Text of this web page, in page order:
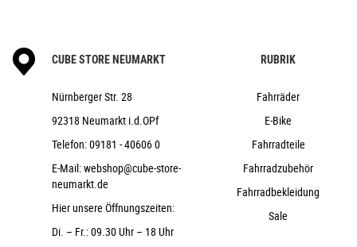
ACID Bartape CC 2.5
ACROS, Top Integrated 1 1/2" w/ Advanced
Integrated Cable Routing, Bottom Integrated 1 1/2"
Newmen Advanced, Carbon, 27.2mm
Natural Fit Nuance
ACID Front Light PRO-E 110, 5-16V, DC
ACID Mudguard Rear Light PRO-E, 12V, DC
ACID FM Pure Kickstand
CUBE STORE NEUMARKT
Nürnberger Str. 28
92318 Neumarkt i.d.OPf
Telefon:09181 - 40606 0
E-Mail:webshop@cube-store-
neumarkt.de
Hier unsere Öffnungszeiten:
Di. – Fr.: 09.30 Uhr – 18 Uhr
RUBRIK
Fahrräder
E-Bike
Fahrradteile
Fahrradzubehör
Fahrradbekleidung
Sale